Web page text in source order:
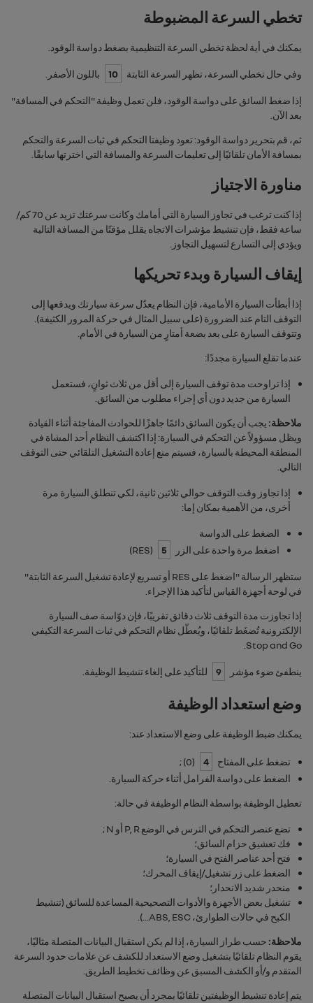
تخطي السرعة المضبوطة
يمكنك في أية لحظة تخطي السرعة التنظيمية بضغط دواسة الوقود.
وفي حال تخطي السرعة، تظهر السرعة الثابتة 10 باللون الأصفر.
إذا ضغط السائق على دواسة الوقود، فلن تعمل وظيفة "التحكم في المسافة"
بعد الآن.
ثم، قم بتحرير دواسة الوقود: تعود وظيفتا التحكم في ثبات السرعة والتحكم
بمسافة الأمان تلقائيًا إلى تعليمات السرعة والمسافة التي اخترتها سابقًا.
مناورة الاجتياز
إذا كنت ترغب في تجاوز السيارة التي أمامك وكانت سرعتك تزيد عن 70 كم/
ساعة فقط، فإن تنشيط مؤشرات الاتجاه يقلل مؤقتًا من المسافة التالية
ويؤدي إلى التسارع لتسهيل التجاوز.
إيقاف السيارة وبدء تحريكها
إذا أبطأت السيارة الأمامية، فإن النظام يعدّل سرعة سيارتك ويدفعها إلى
التوقف التام عند الضرورة (على سبيل المثال في حركة المرور الكثيفة).
وتتوقف السيارة على بعد بضعة أمتارٍ من السيارة في الأمام.
عندما تقلع السيارة مجددًا:
إذا تراوحت مدة توقف السيارة إلى أقل من ثلاث ثوانٍ، فستعمل
السيارة من جديد دون أي إجراء مطلوب من السائق.
ملاحظة: يجب أن يكون السائق دائمًا جاهزًا للحوادث المفاجئة أثناء القيادة
ويظل مسؤولاً عن التحكم في السيارة: إذا اكتشف النظام أحد المشاة في
المنطقة المحيطة بالسيارة، فسيتم منع إعادة التشغيل التلقائي حتى التوقف
التالي.
إذا تجاوز وقت التوقف حوالي ثلاثين ثانية، لكي تنطلق السيارة مرة
أخرى، من الأهمية بمكان إما:
الضغط على الدواسة
اضغط مرة واحدة على الزر
5
(
RES
)
ستظهر الرسالة "اضغط على RES أو تسريع لإعادة تشغيل السرعة الثابتة
"
في لوحة أجهزة القياس لتأكيد هذا الإجراء.
إذا تجاوزت مدة التوقف ثلاث دقائق تقريبًا، فإن دوّاسة صف السيارة
الإلكترونية تُضغَط تلقائيًا، ويُعطّل نظام التحكم في ثبات السرعة التكيفي
Stop and Go
ينطفئ ضوء مؤشر 9 للتأكيد على إلغاء تنشيط الوظيفة.
وضع استعداد الوظيفة
يمكنك ضبط الوظيفة على وضع الاستعداد عند:
تضغط على المفتاح 4
(
0
) ;
الضغط على دواسة الفرامل أثناء حركة السيارة.
تعطيل الوظيفة بواسطة النظام الوظيفة في حالة:
تضع عنصر التحكم في الترس في الوضع P, R أو N
;
فك تعشيق حزام السائق؛
فتح أحد عناصر الفتح في السيارة؛
الضغط على ‏‫زر تشغيل/إيقاف المحرك؛
منحدر شديد الانحدار؛
تشغيل بعض الأجهزة والأدوات التصحيحية المساعدة للسائق (تنشيط
الكبح في حالات الطوارئ،
ABS ESC
...).
ملاحظة: حسب طراز السيارة، إذا لم يكن استقبال البيانات المتصلة مثاليًا،
يقوم النظام تلقائيًا بتشغيل وضع الاستعداد للكشف عن علامات حدود السرعة
المتقدم و/أو الكشف المسبق عن وظائف تخطيط الطريق.
يتم إعادة تنشيط الوظيفتين تلقائيًا بمجرد أن يصبح استقبال البيانات المتصلة